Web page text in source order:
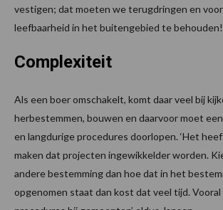
vestigen; dat moeten we terugdringen en
leefbaarheid in het buitengebied te
Complexiteit
Als een boer omschakelt, komt daar veel bij
herbestemmen, bouwen en daarvoor moet
en langdurige procedures doorlopen. ‘Het
maken dat projecten ingewikkelder worden.
andere bestemming dan hoe dat in het
opgenomen staat dan kost dat veel tijd.